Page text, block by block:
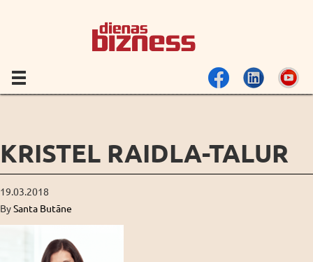
KRISTEL RAIDLA-TALUR
19.03.2018
BySanta Butāne